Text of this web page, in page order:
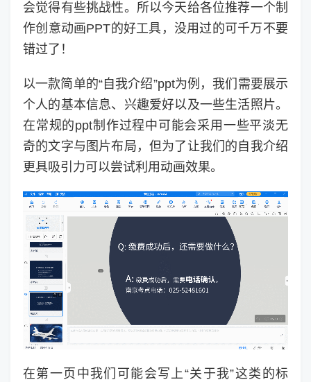
会觉得有些挑战性。所以今天给各位推荐一个制
作创意动画PPT的好工具，没用过的可千万不要
错过了！
以一款简单的“自我介绍”ppt为例，我们需要展示
个人的基本信息、兴趣爱好以及一些生活照片。
在常规的ppt制作过程中可能会采用一些平淡无
奇的文字与图片布局，但为了让我们的自我介绍
更具吸引力可以尝试利用动画效果。
在第一页中我们可能会写上“关于我”这类的标